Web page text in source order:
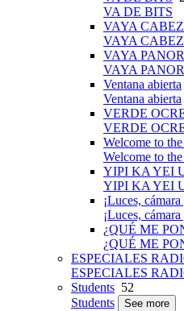
VA DE BITS
VAYA
VAYA
VAYA
VAYA
Ventana abierta
Ventana abierta
VERDE
VERDE
Welcome to
Welcome to
YIPI KA YEI
YIPI KA YEI
¡Luces,
¡Luces,
¿QUÉ ME
¿QUÉ ME
ESPECIALES
ESPECIALES
Students 52
Students
See more